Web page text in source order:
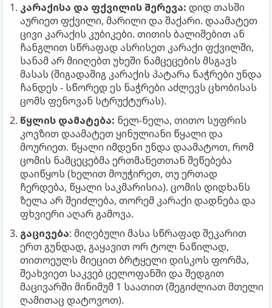
კარაქისა და ფქვილის შერევა: დიდ თასში
აურიეთ ფქვილი, მარილი და შაქარი. დაამატეთ
ცივი კარაქის კუბიკები. თითის ბალიშებით ან
ჩანგლით სწრაფად ასრისეთ კარაქი ფქვილში,
სანამ არ მიიღებთ უხეში ნამცეცების მსგავს
მასას (შიგადაშიგ კარაქის პატარა ნაჭრები უნდა
ჩანდეს - სწორედ ეს ნაჭრები აძლევს ცხობისას
ცომს ფენოვან სტრუქტურას).
წყლის დამატება: ნელ-ნელა, თითო სუფრის
კოვზით დაამატეთ ყინულიანი წყალი და
მოურიეთ. წყალი იმდენი უნდა დაამატოთ, რომ
ცომის ნამცეცებმა ერთმანეთთან შეწებება
დაიწყოს (ხელით მოუჭირეთ, თუ ერთად
ჩერდება, წყალი საკმარისია). ცომის დიდხანს
ზელა არ შეიძლება, თორემ კარაქი დადნება და
ფხვიერი აღარ გამოვა.
გაცივება: მიღებული მასა სწრაფად შეკარით
ერთ გუნდად, გაყავით ორ ტოლ ნაწილად,
თითოეულს მიეცით ბრტყელი დისკოს ფორმა,
შეახვიეთ საკვებ ცელოფანში და შედგით
მაცივარში მინიმუმ 1 საათით (შეგიძლიათ მთელი
ღამითაც დატოვოთ).